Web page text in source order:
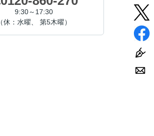
9:30～17:30
（休：水曜、 第5木曜）